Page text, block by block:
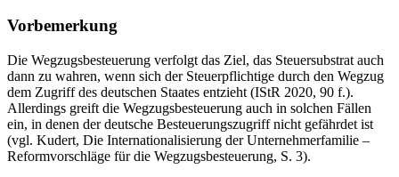
Vorbemerkung
Die Wegzugsbesteuerung verfolgt das Ziel, das Steuersubstrat auch
dann zu wahren, wenn sich der Steuerpflichtige durch den Wegzug
dem Zugriff des deutschen Staates entzieht (IStR 2020, 90 f.).
Allerdings greift die Wegzugsbesteuerung auch in solchen Fällen
ein, in denen der deutsche Besteuerungszugriff nicht gefährdet ist
(vgl. Kudert, Die Internationalisierung der Unternehmerfamilie –
Reformvorschläge für die Wegzugsbesteuerung, S. 3).